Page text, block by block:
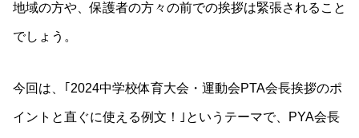
地域の方や、保護者の方々の前での挨拶は緊張されること
でしょう。
今回は、｢2024中学校体育大会・運動会PTA会長挨拶のポ
イントと直ぐに使える例文！｣というテーマで、PYA会長